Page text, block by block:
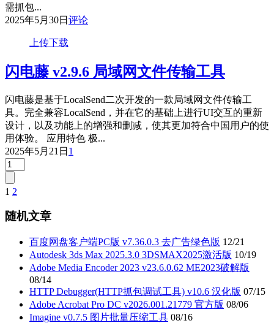
需抓包...
2025年5月30日 评论
上传下载
闪电藤 v2.9.6 局域网文件传输工具
闪电藤是基于LocalSend二次开发的一款局域网文件传输工
具。完全兼容LocalSend，并在它的基础上进行UI交互的重新
设计，以及功能上的增强和删减，使其更加符合中国用户的使
用体验。 应用特色 极...
2025年5月21日 1
文
章
1 2
随机文章
百度网盘客户端PC版 v7.36.0.3 去广告绿色版 12/21
Autodesk 3ds Max 2025.3.0 3DSMAX2025激活版 10/19
Adobe Media Encoder 2023 v23.6.0.62 ME2023破解版
08/14
HTTP Debugger(HTTP抓包调试工具) v10.6 汉化版 07/15
Adobe Acrobat Pro DC v2026.001.21779 官方版 08/06
Imagine v0.7.5 图片批量压缩工具 08/16